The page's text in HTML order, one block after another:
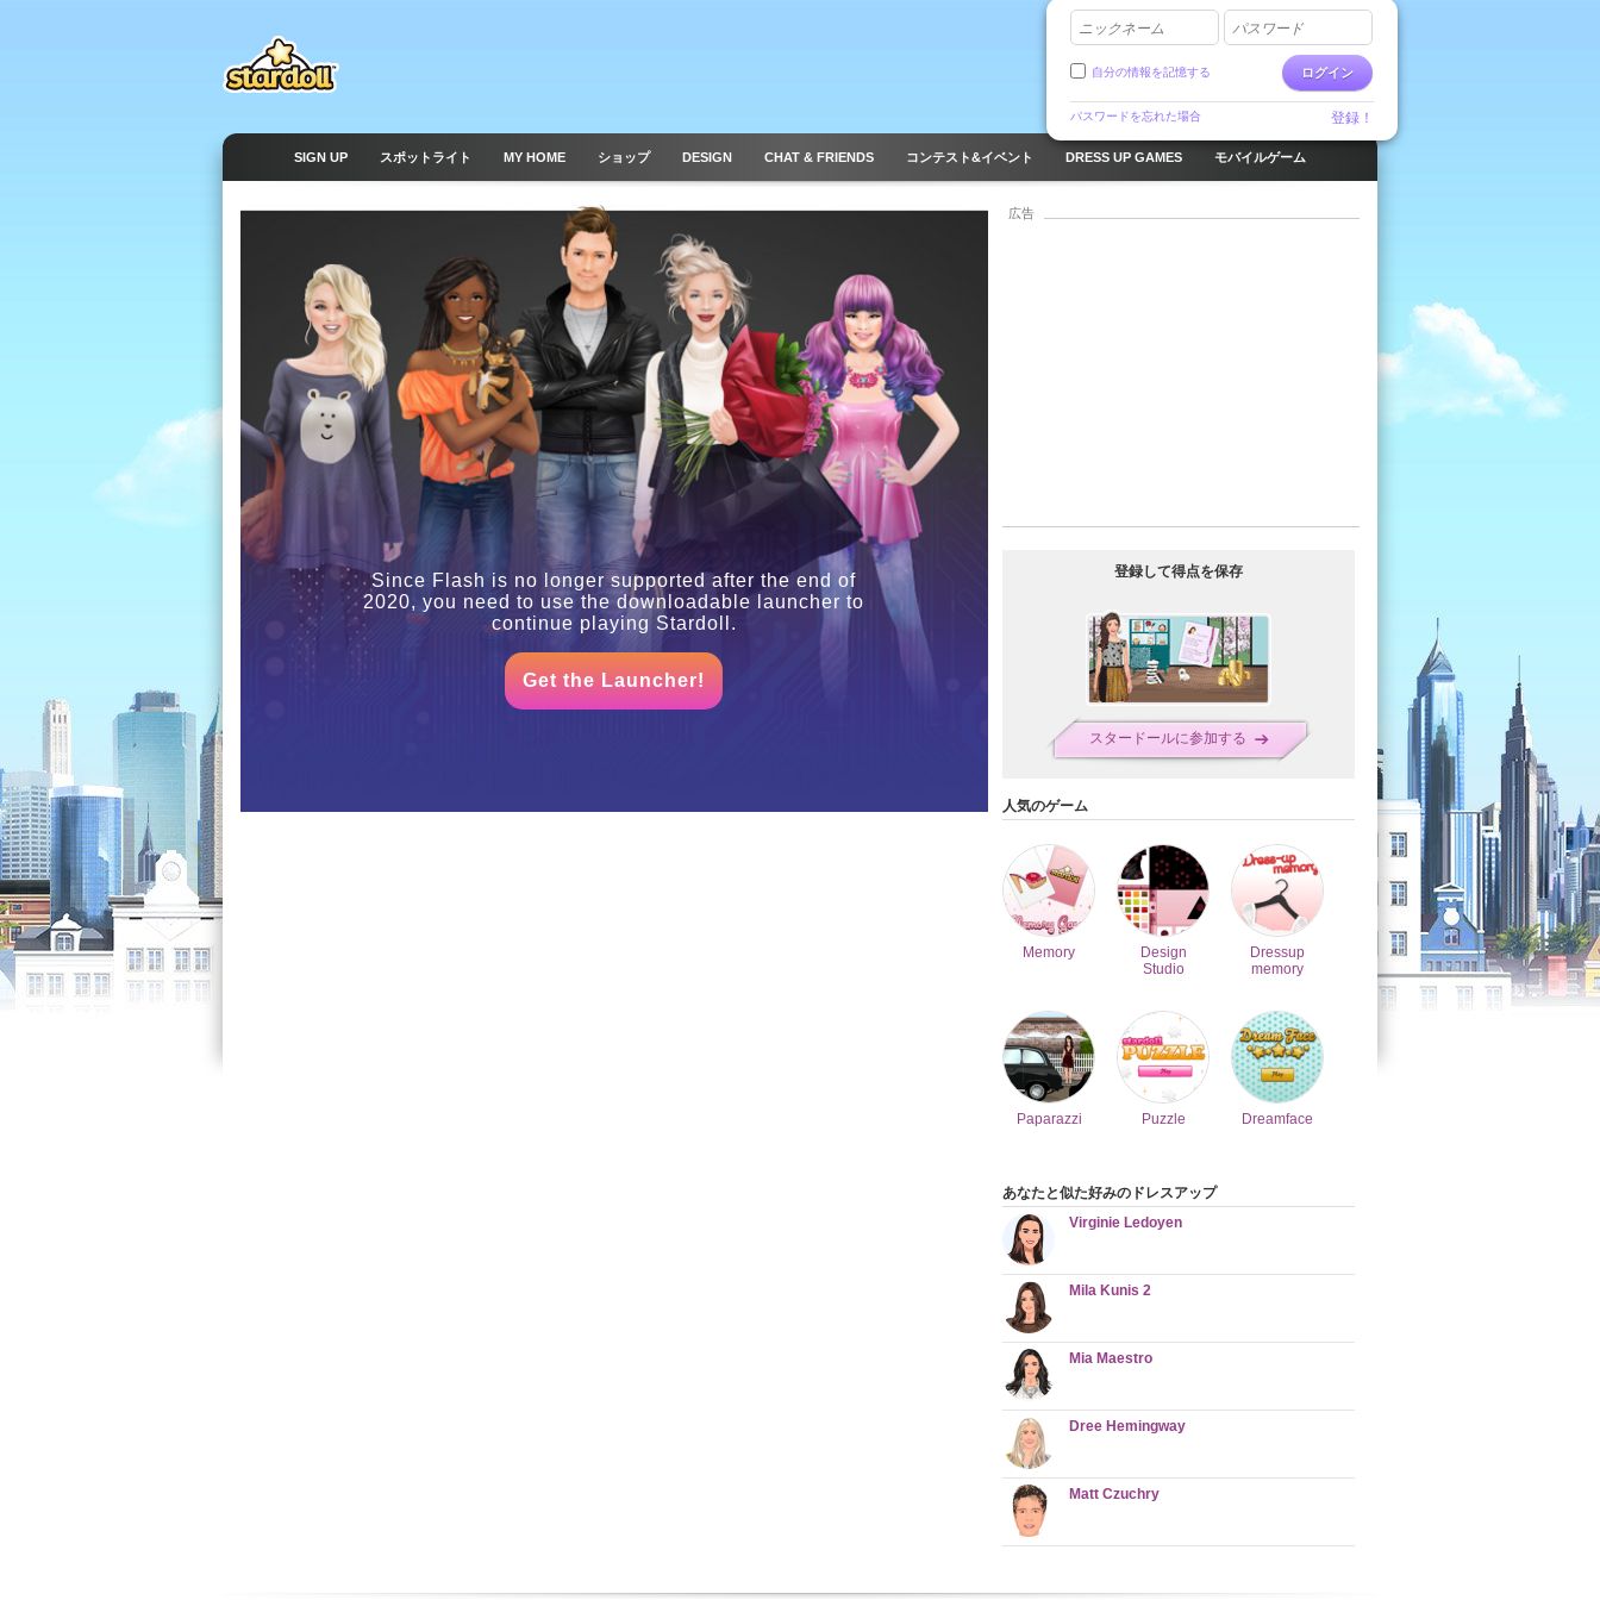
ニックネーム パスワード
ログイン
自分の情報を記憶する
パスワードを忘れた場合 登録！
SIGN UP スポットライト MY HOME ショップ DESIGN CHAT & FRIENDS コンテスト&イベント DRESS UP GAMES モバイルゲーム
Since Flash is no longer supported after the end of
2020, you need to use the downloadable launcher to
continue playing Stardoll.
Get the Launcher!
広告
登録して得点を保存
スタードールに参加する
人気のゲーム
Memory
Design
Studio
Dressup
memory
Paparazzi Puzzle Dreamface
あなたと似た好みのドレスアップ
Virginie Ledoyen
Mila Kunis 2
Mia Maestro
Dree Hemingway
Matt Czuchry